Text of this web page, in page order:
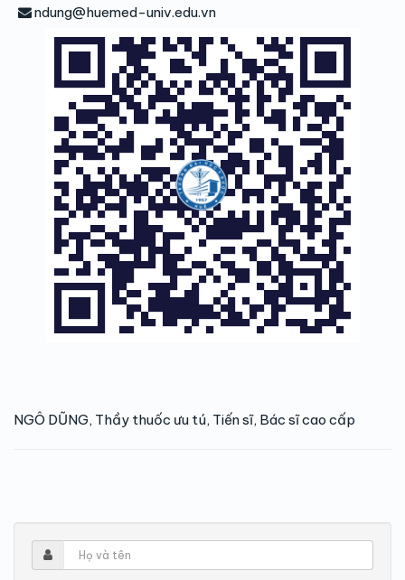
ndung@huemed-univ.edu.vn
NGÔ DŨNG, Thầy thuốc ưu tú, Tiến sĩ, Bác sĩ cao cấp